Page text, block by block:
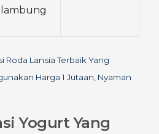
Roda Lansia Terbaik Yang
Harga 1 Jutaan, Nyaman
Yogurt Yang